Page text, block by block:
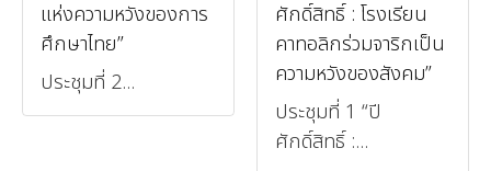
แห่งความหวังของการ
ศึกษาไทย”
ประชุมที่ 2...
ศักดิ์สิทธิ์ : โรงเรียน
คาทอลิกร่วมจาริกเป็น
ความหวังของสังคม”
ประชุมที่ 1 “ปี
ศักดิ์สิทธิ์ :...